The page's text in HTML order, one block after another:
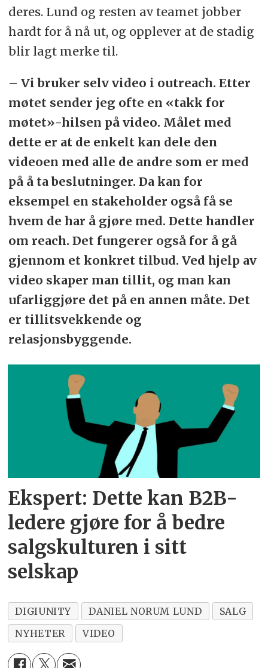
deres. Lund og resten av teamet jobber
hardt for å nå ut, og opplever at de stadig
blir lagt merke til.
– Vi bruker selv video i outreach. Etter
møtet sender jeg ofte en «takk for
møtet»-hilsen på video. Målet med
dette er at de enkelt kan dele den
videoen med alle de andre som er med
på å ta beslutninger. Da kan for
eksempel en stakeholder også få se
hvem de har å gjøre med. Dette handler
om reach. Det fungerer også for å gå
gjennom et konkret tilbud. Ved hjelp av
video skaper man tillit, og man kan
ufarliggjøre det på en annen måte. Det
er tillitsvekkende og
relasjonsbyggende.
Ekspert: Dette kan B2B-
ledere gjøre for å bedre
salgskulturen i sitt
selskap
DIGIUNITY DANIEL NORUM LUND
SALG
NYHETER
VIDEO